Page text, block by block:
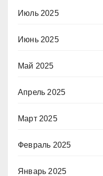
Июль 2025
Июнь 2025
Май 2025
Апрель 2025
Март 2025
Февраль 2025
Январь 2025